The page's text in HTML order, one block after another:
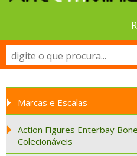
Marcas e Escalas
Action Figures Enterbay
Colecionáveis